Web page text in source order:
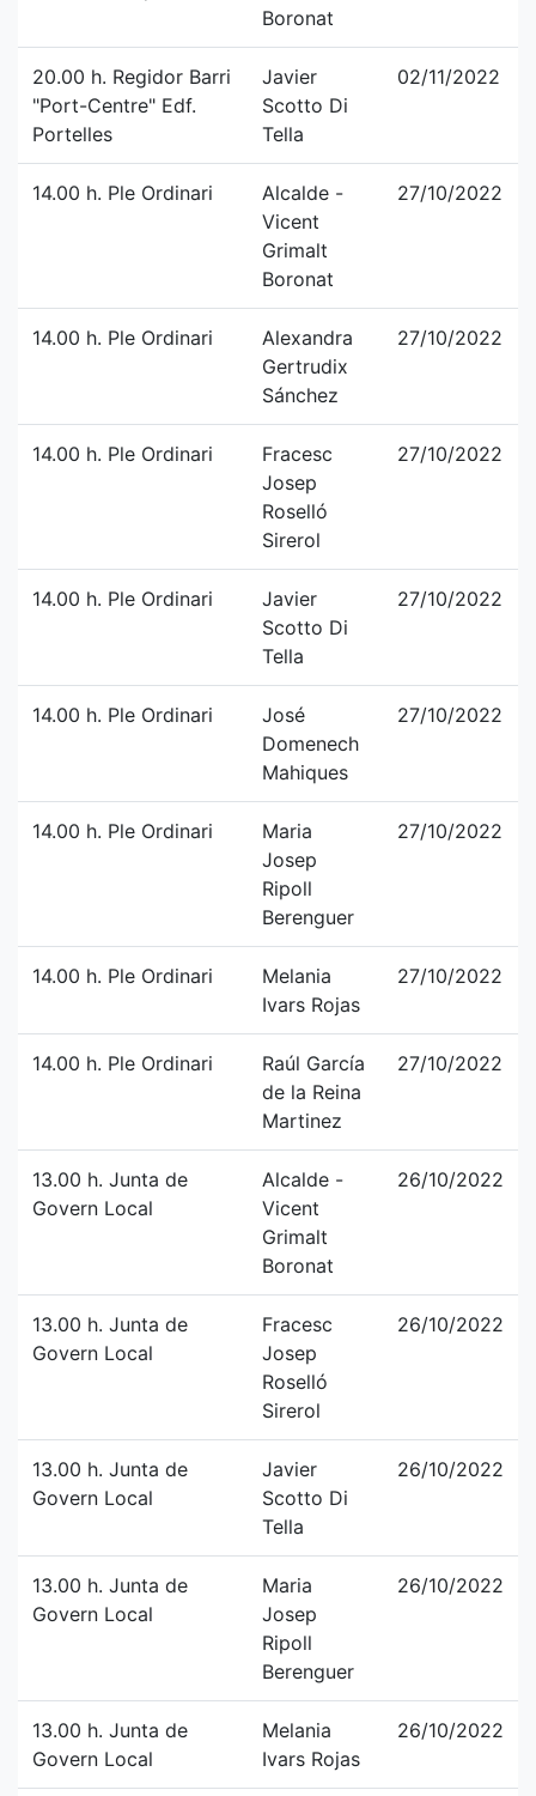
Boronat
20.00 h. Regidor Barri
"Port-Centre" Edf.
Portelles
Javier
Scotto Di
Tella
02/11/2022
14.00 h. Ple Ordinari
Alcalde -
Vicent
Grimalt
Boronat
27/10/2022
14.00 h. Ple Ordinari
Alexandra
Gertrudix
Sánchez
27/10/2022
14.00 h. Ple Ordinari
Fracesc
Josep
Roselló
Sirerol
27/10/2022
14.00 h. Ple Ordinari
Javier
Scotto Di
Tella
27/10/2022
14.00 h. Ple Ordinari
José
Domenech
Mahiques
27/10/2022
14.00 h. Ple Ordinari
Maria
Josep
Ripoll
Berenguer
27/10/2022
14.00 h. Ple Ordinari
Melania
Ivars Rojas
27/10/2022
14.00 h. Ple Ordinari
Raúl García
de la Reina
Martinez
27/10/2022
13.00 h. Junta de
Govern Local
Alcalde -
Vicent
Grimalt
Boronat
26/10/2022
13.00 h. Junta de
Govern Local
Fracesc
Josep
Roselló
Sirerol
26/10/2022
13.00 h. Junta de
Govern Local
Javier
Scotto Di
Tella
26/10/2022
13.00 h. Junta de
Govern Local
Maria
Josep
Ripoll
Berenguer
26/10/2022
13.00 h. Junta de
Govern Local
Melania
Ivars Rojas
26/10/2022